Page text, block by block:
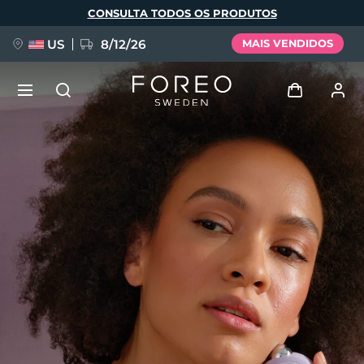
principal
CONSULTA TODOS OS PRODUTOS
US 8/12/26 MAIS VENDIDOS
Perfil de usuário
Meus aparelhos
Meus pedidos
Meus endereços
As minhas subscrições
NOVIDADE
FAQ™ Pure Beauty-Tech Elixir
BREAKING NEWS
issa™ Teeth Whitening Set
Idioma
English Deutsch
Español
Français
Italiano
Português
Polski
Svenska
Русский
Türkçe
简体中文 繁體中文